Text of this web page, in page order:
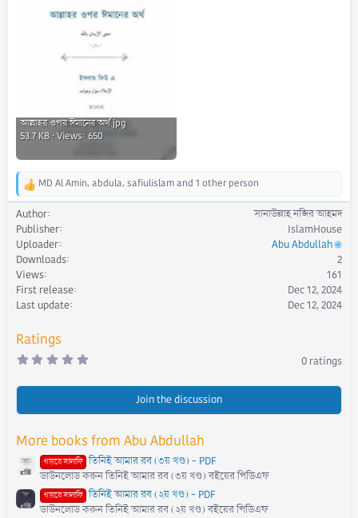
আল্লাহর ওপর ঈমানের অর্থ.jpg
53.7 KB · Views: 650
R
e
a
c
t
i
o
n
s
MD Al Amin, abdula, safiulislamand 1 other person
Author
সানাউল্লাহ নজির আহমদ
Publisher
IslamHouse
Uploader
Abu Abdullah
Downloads
2
Views
161
First release
Dec 12, 2024
Last update
Dec 12, 2024
Ratings
0
0
(
s
)
0 ratings
Join the discussion
More books from Abu Abdullah
গায়রে সালাফি তিনিই আমার রব (৩য় খণ্ড) - PDF
ডাউনলোড করুন তিনিই আমার রব (৩য় খণ্ড) বইয়ের পিডিএফ
গায়রে সালাফি তিনিই আমার রব (২য় খণ্ড) - PDF
ডাউনলোড করুন তিনিই আমার রব (২য় খণ্ড) বইয়ের পিডিএফ